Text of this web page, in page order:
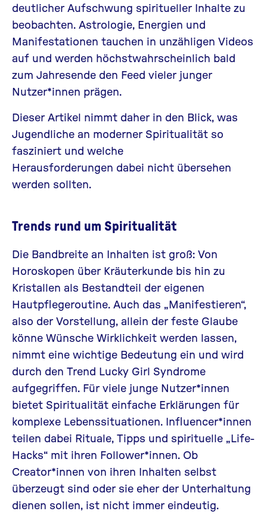
deutlicher Aufschwung spiritueller Inhalte zu
beobachten. Astrologie, Energien und
Manifestationen tauchen in unzähligen Videos
auf und werden höchstwahrscheinlich bald
zum Jahresende den Feed vieler junger
Nutzer*innen prägen.
Dieser Artikel nimmt daher in den Blick, was
Jugendliche an moderner Spiritualität so
fasziniert und welche
Herausforderungen dabei nicht übersehen
werden sollten.
Trends rund um Spiritualität
Die Bandbreite an Inhalten ist groß: Von
Horoskopen über Kräuterkunde bis hin zu
Kristallen als Bestandteil der eigenen
Hautpflegeroutine. Auch das „Manifestieren“,
also der Vorstellung, allein der feste Glaube
könne Wünsche Wirklichkeit werden lassen,
nimmt eine wichtige Bedeutung ein und wird
durch den Trend Lucky Girl Syndrome
aufgegriffen. Für viele junge Nutzer*innen
bietet Spiritualität einfache Erklärungen für
komplexe Lebenssituationen. Influencer*innen
teilen dabei Rituale, Tipps und spirituelle „Life-
Hacks“ mit ihren Follower*innen. Ob
Creator*innen von ihren Inhalten selbst
überzeugt sind oder sie eher der Unterhaltung
dienen sollen, ist nicht immer eindeutig.